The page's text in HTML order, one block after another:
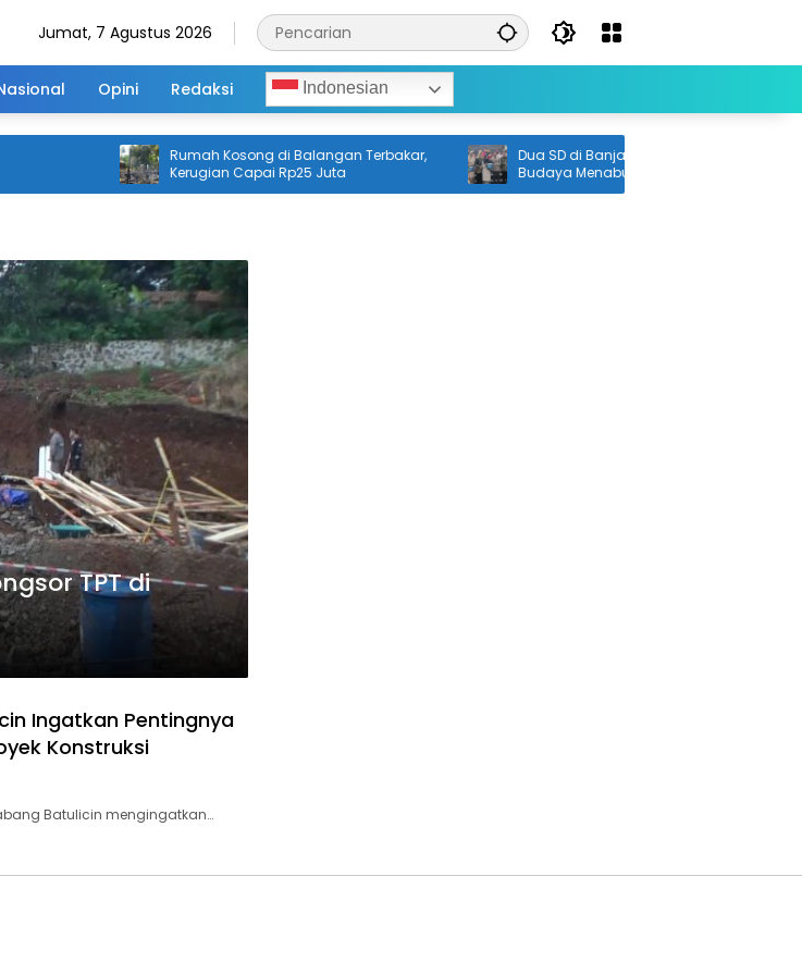
Jumat, 7 Agustus 2026
Opini Redaksi Indonesian
Rumah Kosong di Balangan Terbakar,
Kerugian Capai Rp25 Juta
Dua SD di Banjarmasin Jadi Penggerak
Budaya Menabung
TPT di
Ingatkan Pentingnya
Konstruksi
Batulicin mengingatkan…